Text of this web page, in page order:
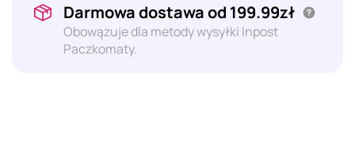
Darmowa dostawa od 199.99zł
Obowązuje dla metody wysyłki Inpost
Paczkomaty.